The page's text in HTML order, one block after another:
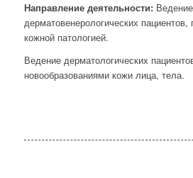
Направление деятельности:Ведение
дерматовенерологических пациентов,
кожной патологией.
Ведение дерматологических
новообразованиями кожи лица, тела.